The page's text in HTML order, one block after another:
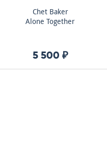
Chet Baker
Alone Together
5 500 ₽